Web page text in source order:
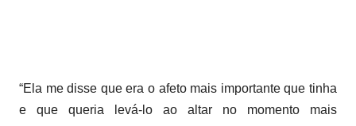
“Ela me disse que era o afeto mais importante que tinha
e que queria levá-lo ao altar no momento mais